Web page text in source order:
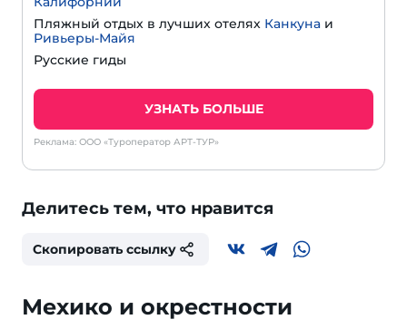
Пляжный отдых в лучших отелях Канкуна и
Ривьеры-Майя
Русские гиды
УЗНАТЬ БОЛЬШЕ
Реклама: ООО «Туроператор АРТ-ТУР»
Делитесь тем, что нравится
Скопировать ссылку
Мехико и окрестности